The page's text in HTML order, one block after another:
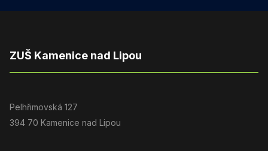
ZUŠ Kamenice nad Lipou
Pelhřimovská 127
394 70 Kamenice nad Lipou